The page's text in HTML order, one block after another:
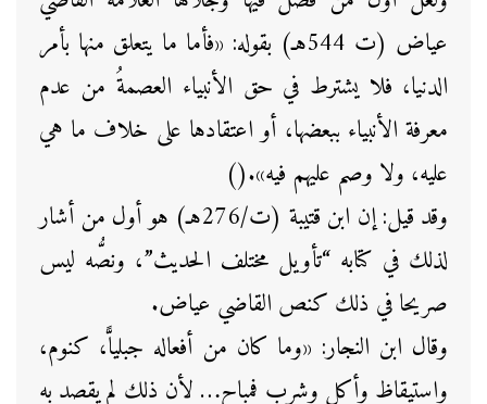
عياض (ت 544هـ) بقوله: «فأما ما يتعلق منها بأمر
الدنيا، فلا يشترط في حق الأنبياء العصمةُ من عدم
معرفة الأنبياء ببعضها، أو اعتقادها على خلاف ما هي
عليه، ولا وصم عليهم فيه».()
وقد قيل: إن ابن قتيبة (ت/276هـ) هو أول من أشار
لذلك في كتابه “تأويل مختلف الحديث”، ونصُّه ليس
صريحا في ذلك كنص القاضي عياض.
وقال ابن النجار: «وما كان من أفعاله جبلياًّ، كنوم،
واستيقاظ وأكل وشرب فمباح… لأن ذلك لم يقصد به